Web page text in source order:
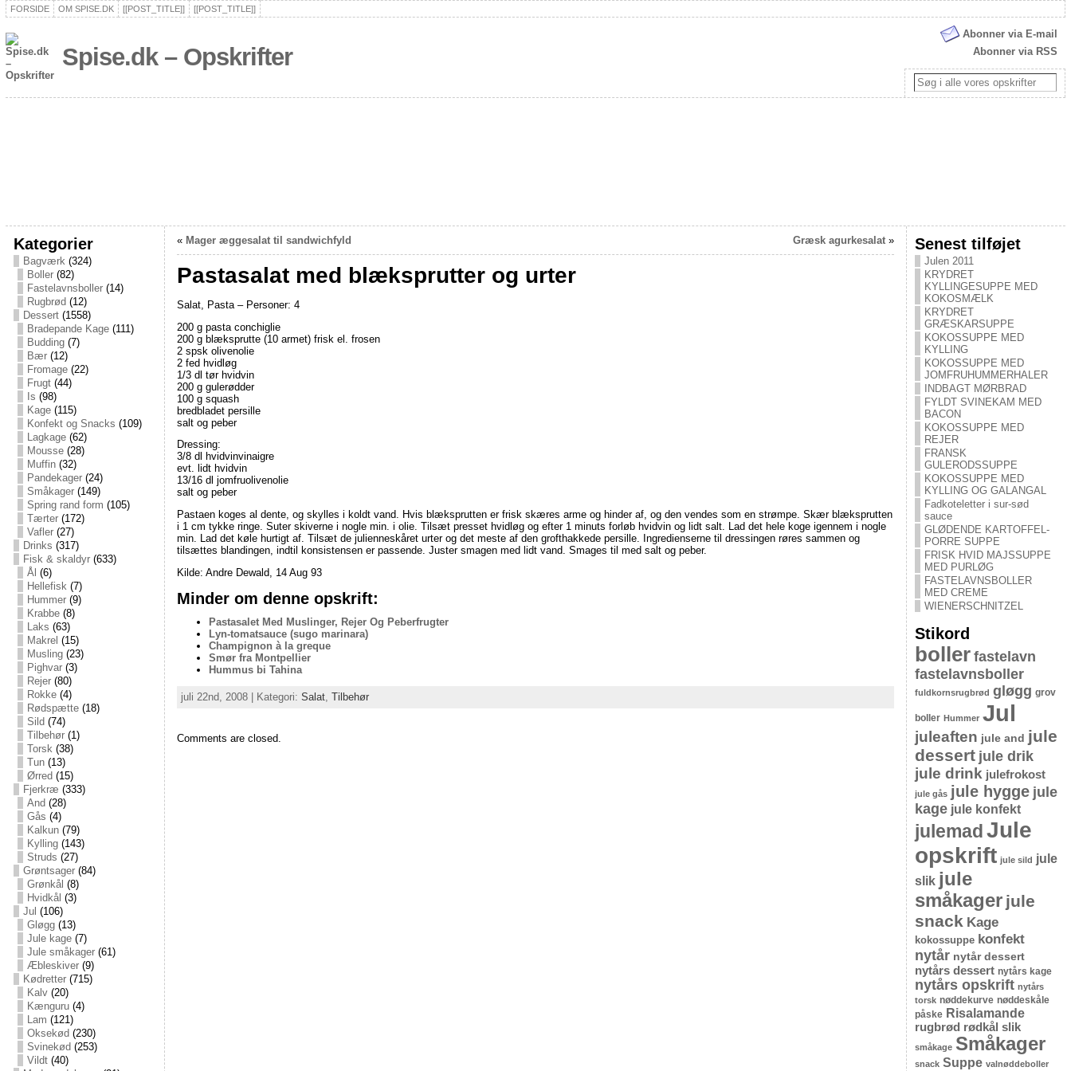
FORSIDE OM SPISE.DK [[POST_TITLE]] [[POST_TITLE]]
Spise.dk – Opskrifter
Abonner via E-mail
Abonner via RSS
Kategorier
Bagværk(324)
Boller(82)
Fastelavnsboller(14)
Rugbrød (12)
Dessert(1558)
Bradepande Kage(111)
Budding(7)
Bær(12)
Fromage(22)
Frugt(44)
Is (98)
Kage(115)
Konfekt og Snacks (109)
Lagkage(62)
Mousse(28)
Muffin(32)
Pandekager(24)
Småkager(149)
Spring rand form (105)
Tærter(172)
Vafler(27)
Drinks (317)
Fisk & skaldyr(633)
Ål (6)
Hellefisk(7)
Hummer(9)
Krabbe(8)
Laks (63)
Makrel (15)
Musling(23)
Pighvar(3)
Rejer(80)
Rokke(4)
Rødspætte(18)
Sild (74)
Tilbehør(1)
Torsk(38)
Tun(13)
Ørred (15)
Fjerkræ (333)
And (28)
Gås (4)
Kalkun(79)
Kylling(143)
Struds (27)
Grøntsager(84)
Grønkål (8)
Hvidkål (3)
Jul (106)
Gløgg(13)
Jule kage(7)
Jule småkager(61)
Æbleskiver(9)
Kødretter(715)
Kalv(20)
Kænguru(4)
Lam (121)
Oksekød (230)
Svinekød (253)
Vildt(40)
« Mager æggesalat til sandwichfyld Græsk agurkesalat»
Pastasalat med blæksprutter og urter
Salat, Pasta – Personer: 4
200 g pasta conchiglie
200 g blæksprutte (10 armet) frisk el. frosen
2 spsk olivenolie
2 fed hvidløg
1/3 dl tør hvidvin
200 g gulerødder
100 g squash
bredbladet persille
salt og peber
Dressing:
3/8 dl hvidvinvinaigre
evt. lidt hvidvin
13/16 dl jomfruolivenolie
salt og peber
Pastaen koges al dente, og skylles i koldt vand. Hvis blæksprutten er frisk skæres arme og hinder af, og den vendes som en strømpe. Skær blæksprutten
i 1 cm tykke ringe. Suter skiverne i nogle min. i olie. Tilsæt presset hvidløg og efter 1 minuts forløb hvidvin og lidt salt. Lad det hele koge igennem i nogle
min. Lad det køle hurtigt af. Tilsæt de julienneskåret urter og det meste af den grofthakkede persille. Ingredienserne til dressingen røres sammen og
tilsættes blandingen, indtil konsistensen er passende. Juster smagen med lidt vand. Smages til med salt og peber.
Kilde: Andre Dewald, 14 Aug 93
Minder om denne opskrift:
Pastasalet Med Muslinger, Rejer Og Peberfrugter
Lyn-tomatsauce (sugo marinara)
Champignon à la greque
Smør fra Montpellier
Hummus bi Tahina
juli 22nd, 2008 | Kategori: Salat, Tilbehør
Comments are closed.
Senest tilføjet
Julen 2011
KRYDRET
KYLLINGESUPPE MED
KOKOSMÆLK
KRYDRET
GRÆSKARSUPPE
KOKOSSUPPE MED
KYLLING
KOKOSSUPPE MED
JOMFRUHUMMERHALER
INDBAGT MØRBRAD
FYLDT SVINEKAM MED
BACON
KOKOSSUPPE MED
REJER
FRANSK
GULERODSSUPPE
KOKOSSUPPE MED
KYLLING OG GALANGAL
Fadkoteletter i sur-sød
sauce
GLØDENDE KARTOFFEL-
PORRE SUPPE
FRISK HVID MAJSSUPPE
MED PURLØG
FASTELAVNSBOLLER
MED CREME
WIENERSCHNITZEL
Stikord
boller fastelavn
fastelavnsboller
fuldkornsrugbrød gløgg grov
boller Hummer Jul
juleaften jule and jule
dessert jule drik
jule drink julefrokost
jule gås jule hygge jule
kage jule konfekt
julemad Jule
opskrift jule sild jule
slik jule
småkager jule
snack Kage
kokossuppe konfekt
nytår nytår dessert
nytårs dessert nytårs kage
nytårs opskrift nytårs
torsk nøddekurve nøddeskåle
påske Risalamande
rugbrød rødkål slik
småkage Småkager
snack Suppe valnøddeboller